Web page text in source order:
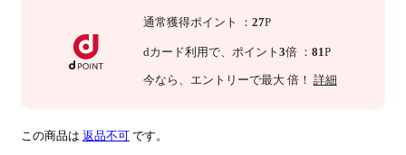
通常獲得ポイント ： 27P
dカード利用で、 ポイント 3倍 ： 81P
今なら 、エントリーで最大 倍！ 詳細
この商品は 返品不可 です。